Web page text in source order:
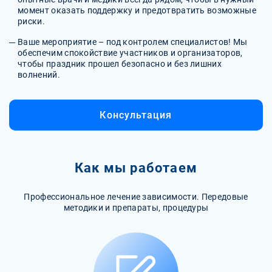
момент оказать поддержку и предотвратить возможные
риски.
Ваше мероприятие – под контролем специалистов! Мы
обеспечим спокойствие участников и организаторов,
чтобы праздник прошел безопасно и без лишних
волнений.
Консультация
Как мы работаем
Профессиональное лечение зависимости. Передовые
методики и препараты, процедуры